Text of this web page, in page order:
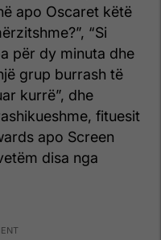
apo Oscaret këtë
“Si
për dy minuta dhe
grup burrash të
kurrë”, dhe
fituesit
apo Screen
disa nga